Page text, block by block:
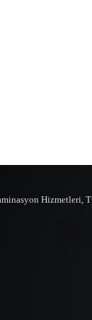
Hizmetleri,